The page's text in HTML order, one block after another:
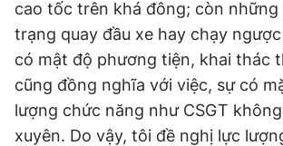
cao tốc trên khá đông; còn
trạng quay đầu xe hay chạy
có mật độ phương tiện, khai thác
cũng đồng nghĩa với việc, sự có
lượng chức năng như CSGT
xuyên. Do vậy, tôi đề nghị lực